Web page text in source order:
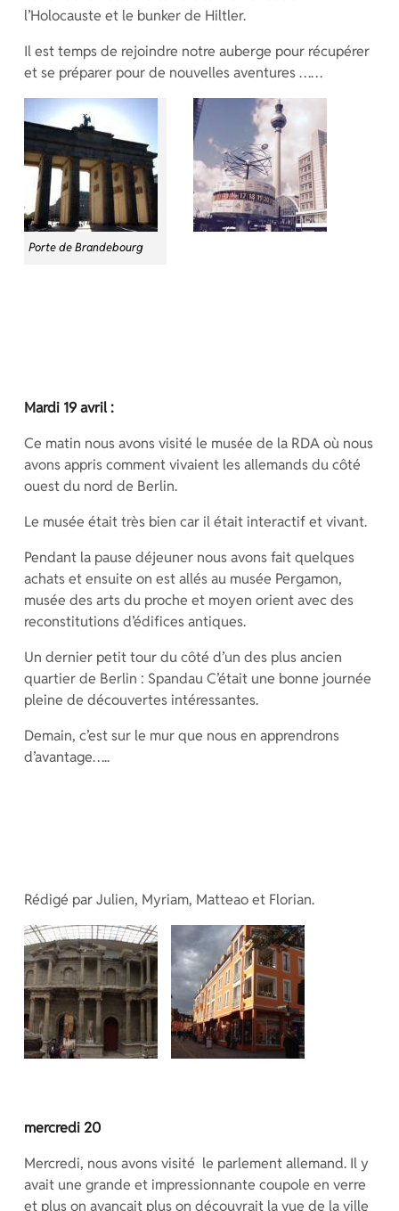
l’Holocauste et le bunker de Hiltler.
Il est temps de rejoindre notre auberge pour récupérer
et se préparer pour de nouvelles aventures ……
Porte de Brandebourg
Mardi 19 avril :
Ce matin nous avons visité le musée de la RDA où nous
avons appris comment vivaient les allemands du côté
ouest du nord de Berlin.
Le musée était très bien car il était interactif et vivant.
Pendant la pause déjeuner nous avons fait quelques
achats et ensuite on est allés au musée Pergamon,
musée des arts du proche et moyen orient avec des
reconstitutions d’édifices antiques.
Un dernier petit tour du côté d’un des plus ancien
quartier de Berlin : Spandau C’était une bonne journée
pleine de découvertes intéressantes.
Demain, c’est sur le mur que nous en apprendrons
d’avantage…..
Rédigé par Julien, Myriam, Matteao et Florian.
mercredi 20
Mercredi, nous avons visité le parlement allemand. Il y
avait une grande et impressionnante coupole en verre
et plus on avançait plus on découvrait la vue de la ville